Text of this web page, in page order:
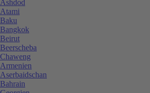
Ashdod
Atami
Baku
Bangkok
Beirut
Beerscheba
Chaweng
Armenien
Aserbaidschan
Bahrain